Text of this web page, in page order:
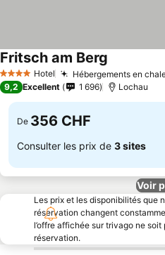
4 Étoiles Hotel Hébergements en
Fritsch am Berg
9,2 Excellent 1 696 Lochau
De 356 CHF
Consulter les prix de 3 sites
Voir
Les prix et les disponibilités que
réservation changent
l’offre affichée sur trivago ne
réservation.